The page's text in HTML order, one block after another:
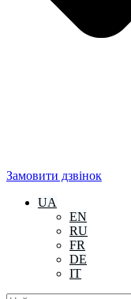
Замовити дзвінок
UA
EN
RU
FR
DE
IT